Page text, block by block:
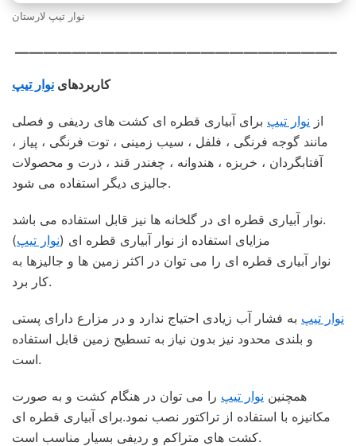
نوار تیپ لارستان
——————————————————————–
کاربردهای نوار تیپ
از نوار تیپ برای آبیاری قطره ای کشت های ردیفی و فصلی
مانند گوجه فرنگی ، فلفل ، سیب زمینی ، توت فرنگی ، پیاز ،
آفتابگردان ، خربزه ، هندوانه ، چغندر قند ، ذرت و محصولات
جالیزی دیگر استفاده می شود.
نوار آبیاری قطره ای در گلخانه ها نیز قابل استفاده می باشد.
مزایای استفاده از نوار آبیاری قطره ای (نوار تیپ)
نوار آبیاری قطره ای را می توان در اکثر زمین ها و جالیزها به
کار برد.
نوار تیپ به فشار آب زیادی احتیاج ندارد و در مزارع دارای پستی
و بلندی محدود نیز بدون نیاز به تسطیح زمین قابل استفاده
است.
همچنین نوار تیپ را می توان در هنگام کشت و به صورت
مکانیزه با استفاده از تراکتور نصب نمود.برای آبیاری قطره ای
کشت های متراکم و ردیفی بسیار مناسب است.